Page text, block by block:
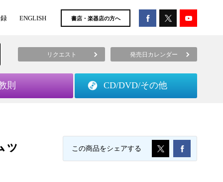
ENGLISH 書店・楽器店の方へ
リクエスト 発売日カレンダー
則 CD/DVD/その他
ッ
この商品をシェアする